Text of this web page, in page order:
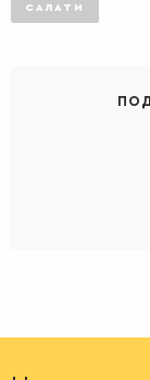
САЛАТИ